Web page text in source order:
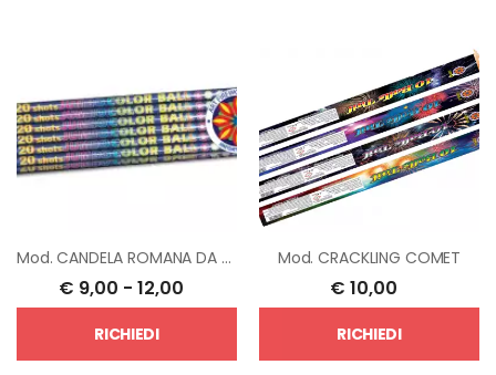
Mod.CANDELA ROMANA DA 20 E DA 30 GETTI
€ 9,00 - 12,00
RICHIEDI
Mod.CRACKLING COMET
€ 10,00
RICHIEDI